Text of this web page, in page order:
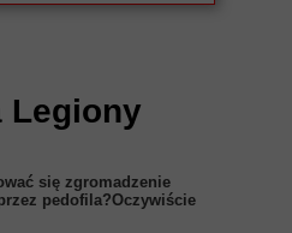
Legiony
się zgromadzenie
pedofila?Oczywiście